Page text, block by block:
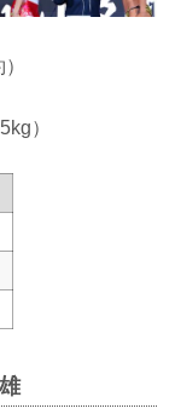
）